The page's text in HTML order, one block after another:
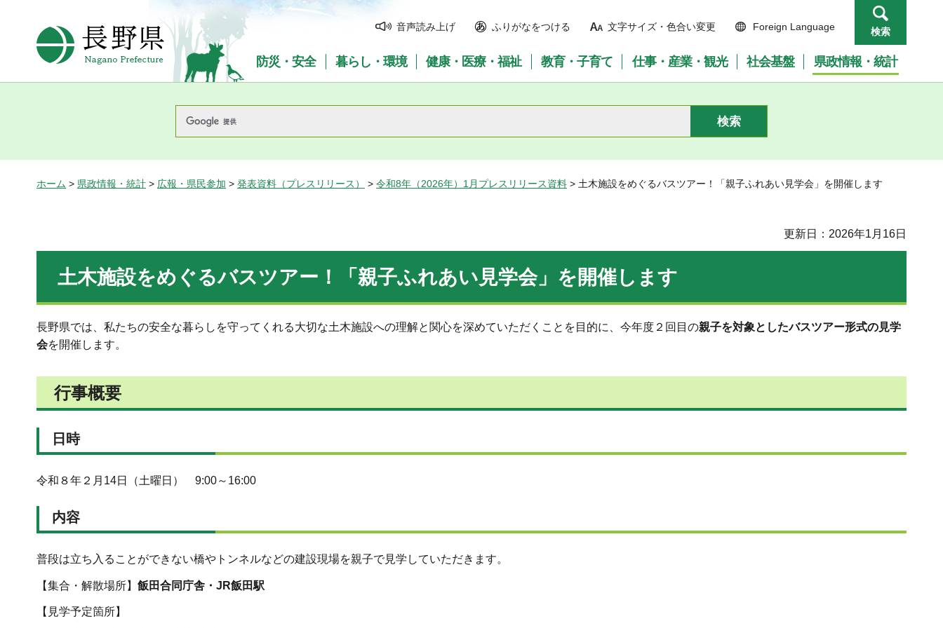
長野県Nagano Prefecture
音声読み上げ ふりがなをつける 文字サイズ・色合い変更 Foreign Language 検索
防災・安全 暮らし・環境 健康・医療・福祉 教育・子育て 仕事・産業・観光 社会基盤 県政情報・統計
ホーム > 県政情報・統計 > 広報・県民参加 > 発表資料（プレスリリース） > 令和8年（2026年）1月プレスリリース資料 > 土木施設をめぐるバスツアー！「親子ふれあい見学会」を開催します
更新日：2026年1月16日
土木施設をめぐるバスツアー！「親子ふれあい見学会」を開催します
長野県では、私たちの安全な暮らしを守ってくれる大切な土木施設への理解と関心を深めていただくことを目的に、今年度２回目の親子を対象としたバスツアー形式の見学
会を開催します。
行事概要
日時
令和８年２月14日（土曜日） 9:00～16:00
内容
普段は立ち入ることができない橋やトンネルなどの建設現場を親子で見学していただきます。
【集合・解散場所】 飯田合同庁舎・JR飯田駅
【見学予定箇所】